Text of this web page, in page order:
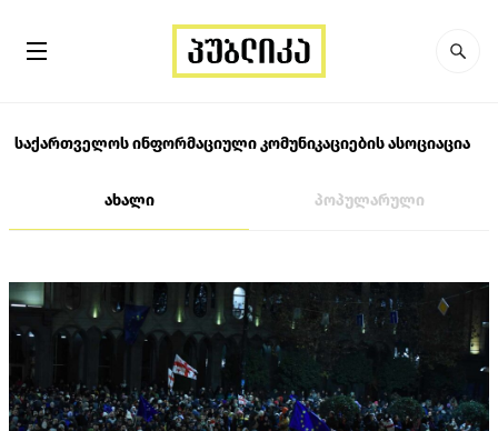
საქართველოს ინფორმაციული კომუნიკაციების ასოციაცია
ახალი პოპულარული